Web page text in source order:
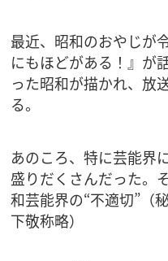
最近、昭和のおやじが
にもほどがある！』が
った昭和が描かれ、放
る。
あのころ、特に芸能界
盛りだくさんだった。
和芸能界の“不適切”（
下敬称略）